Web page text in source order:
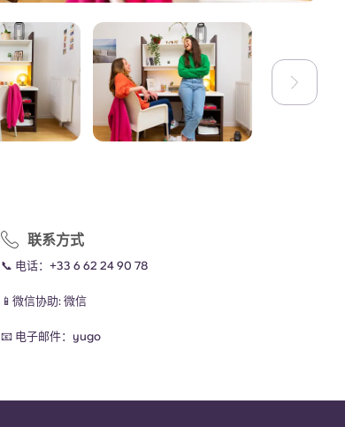
联系方式
📞 电话：+33 6 62 24 90 78
📱微信协助:微信
📧 电子邮件： yugo